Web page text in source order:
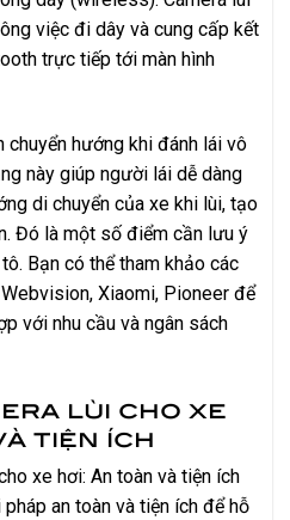
việc đi dây và cung cấp kết
trực tiếp tới màn hình
chuyển hướng khi đánh lái vô
này giúp người lái dễ dàng
di chuyển của xe khi lùi, tạo
Đó là một số điểm cần lưu ý
Bạn có thể tham khảo các
Xiaomi, Pioneer để
với nhu cầu và ngân sách
lùi cho xe
tiện ích
an toàn và tiện ích để hỗ